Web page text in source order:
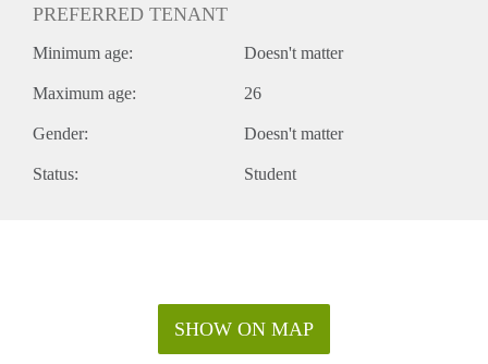
PREFERRED TENANT
Minimum age: Doesn't matter
Maximum age: 26
Gender: Doesn't matter
Status: Student
SHOW ON MAP